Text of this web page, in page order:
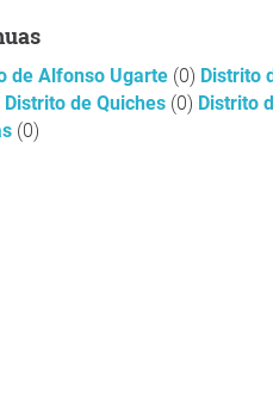
de Alfonso Ugarte (0) Distrito
Distrito de Quiches (0) Distrito
(0)